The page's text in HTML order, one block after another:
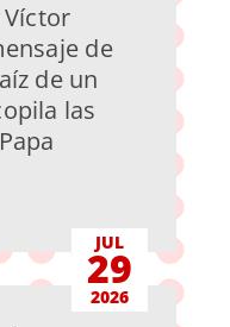
de
de un
las
JUL
29
2026